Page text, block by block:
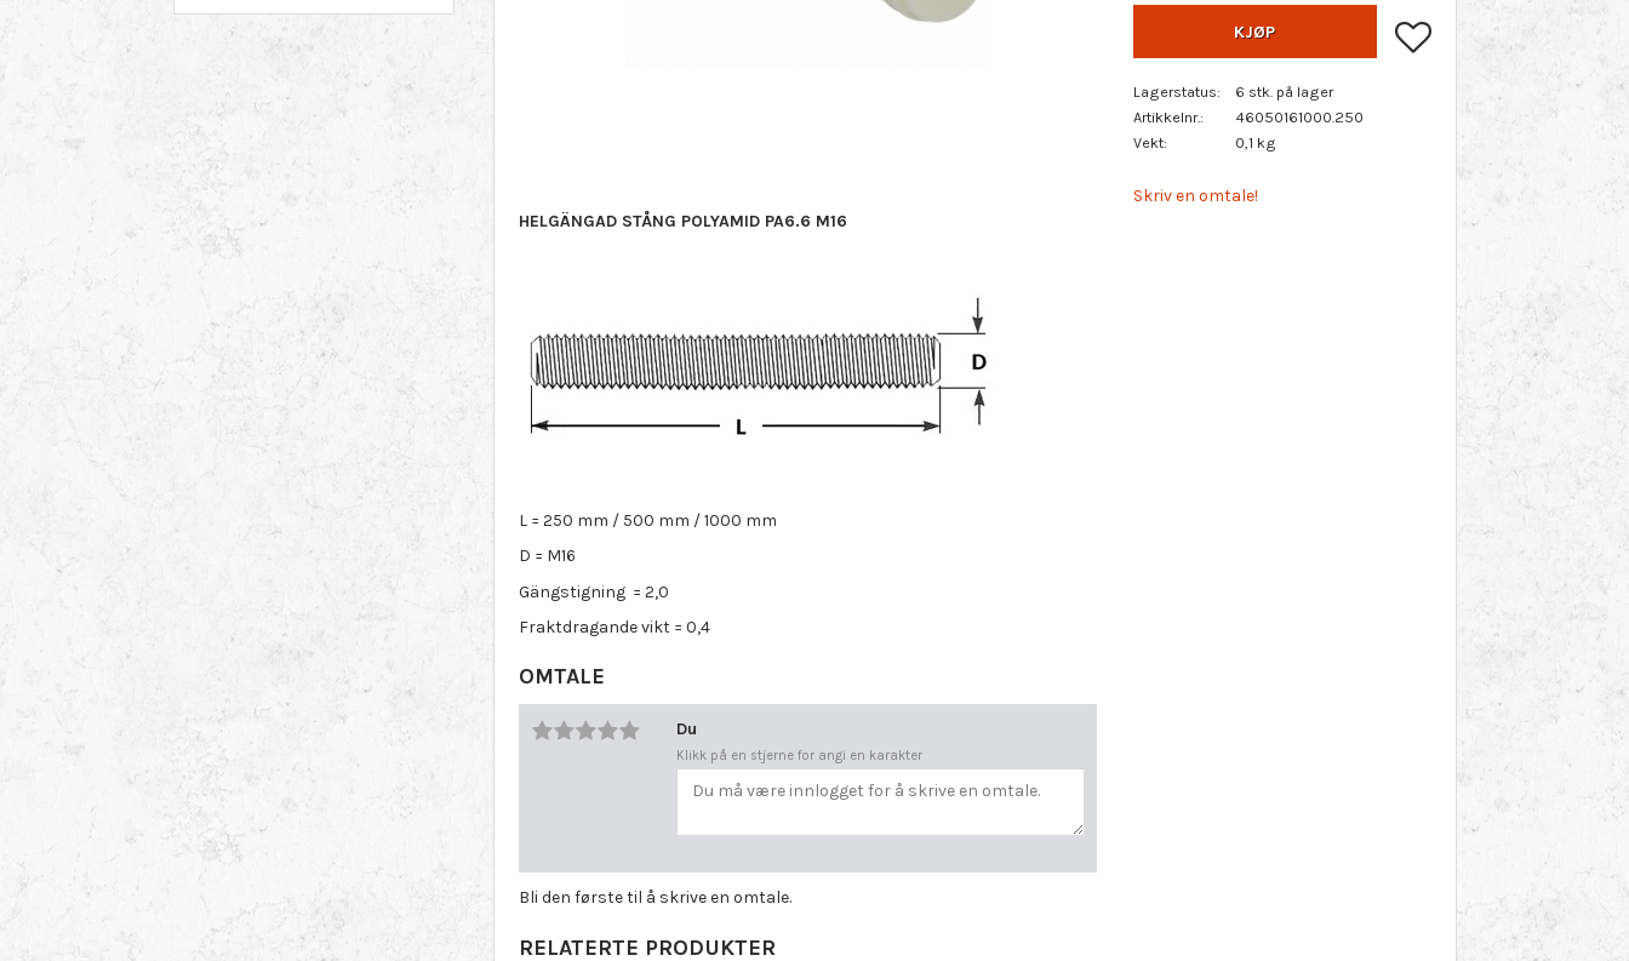
KJØP Lagre som favoritt
Lagerstatus
6 stk. på lager
Artikkelnr.
46050161000.250
Vekt
0,1 kg
Skriv en omtale!
HELGÄNGAD STÅNG POLYAMID PA6.6 M16
L = 250 mm / 500 mm / 1000 mm
D = M16
Gängstigning = 2,0
Fraktdragande vikt = 0,4
OMTALE
Du
Klikk på en stjerne for angi en karakter
Bli den første til å skrive en omtale.
RELATERTE PRODUKTER